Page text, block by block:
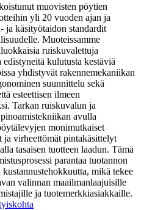
muovisten pöytien
yli 20 vuoden ajan ja
ja käsityötaidon standardit
Muoteissamme
​​ruiskuvalettuja
edistyneitä kulutusta kestäviä
yhdistyvät rakennemekaniikan
suunnittelu sekä
esteettisen ilmeen
Tarkan ruiskuvalun ja
avulla
monimutkaiset
ja virheettömät pintakäsittelyt
tasaisen tuotteen laadun. Tämä
parantaa tuotannon
mikä tekee
valinnan maailmanlaajuisille
ja tuotemerkkiasiakkaille.